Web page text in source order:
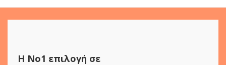
Η Νο1 επιλογή σε